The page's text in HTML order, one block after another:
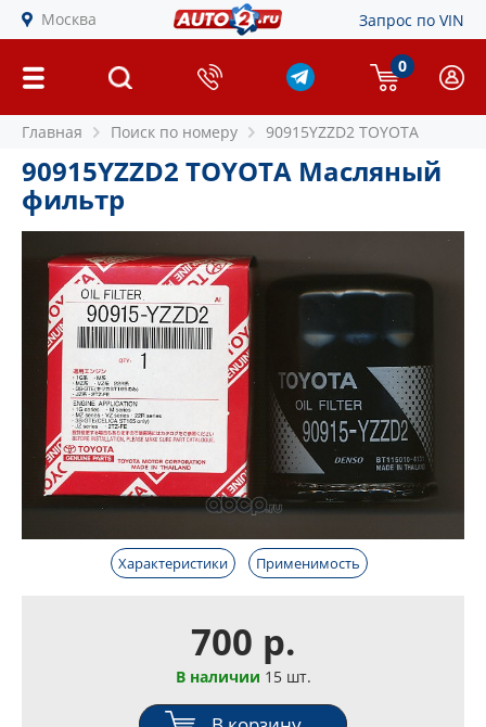
Москва Запрос по VIN
0
Главная Поиск по номеру 90915YZZD2 TOYOTA
90915YZZD2 TOYOTA Масляный
фильтр
Характеристики Применимость
700 р.
В наличии 15 шт.